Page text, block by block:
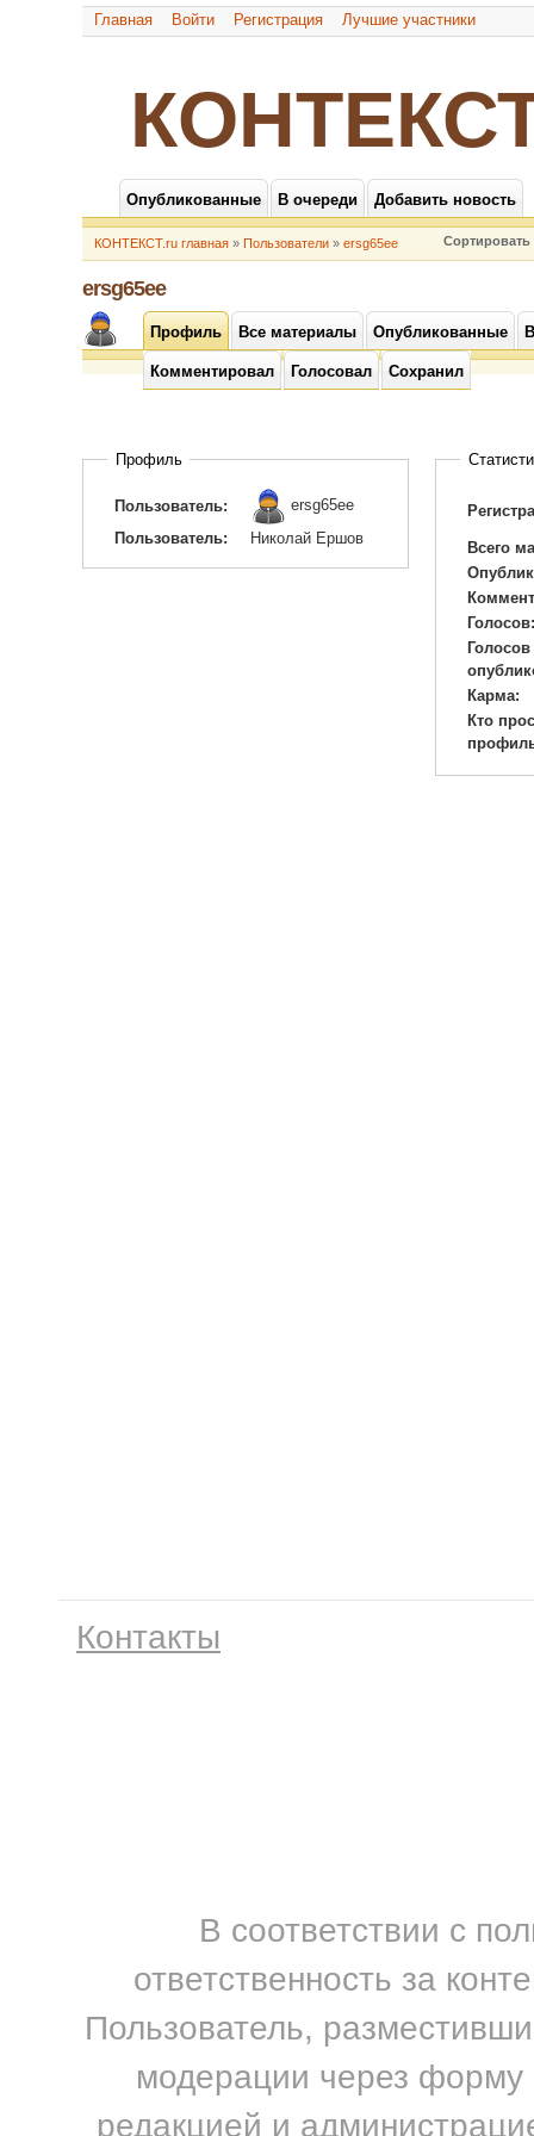
Главная Войти Регистрация Лучшие участники
Опубликованные В очереди Добавить новость
КОНТЕКСТ.ru главная » Пользователи » ersg65ee
ersg65ee
Профиль Все материалы Опубликованные
Комментировал Голосовал Сохранил
Профиль
Пользователь:
ersg65ee
Пользователь:
Николай Ершов
Всего
Голосов
Карма:
Кто
Контакты
В соответствии с
ответственность за
Пользователь,
модерации через форму
редакцией и